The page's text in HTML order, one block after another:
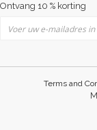
Ontvang 10 % korting
Terms and